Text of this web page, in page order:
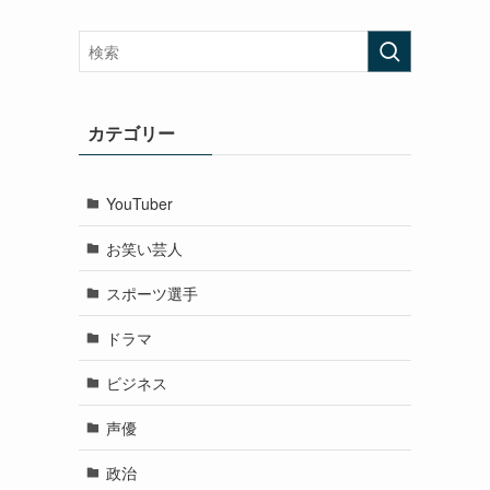
カテゴリー
YouTuber
お笑い芸人
スポーツ選手
ドラマ
ビジネス
声優
政治